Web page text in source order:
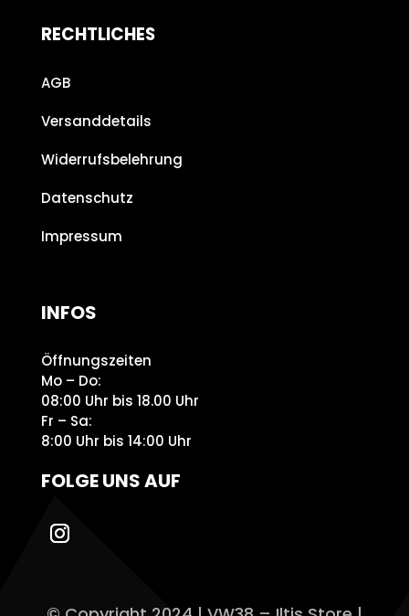
RECHTLICHES
AGB
Versanddetails
Widerrufsbelehrung
Datenschutz
Impressum
INFOS
Öffnungszeiten
Mo – Do:
08:00 Uhr bis 18.00 Uhr
Fr – Sa:
8:00 Uhr bis 14:00 Uhr
FOLGE UNS AUF